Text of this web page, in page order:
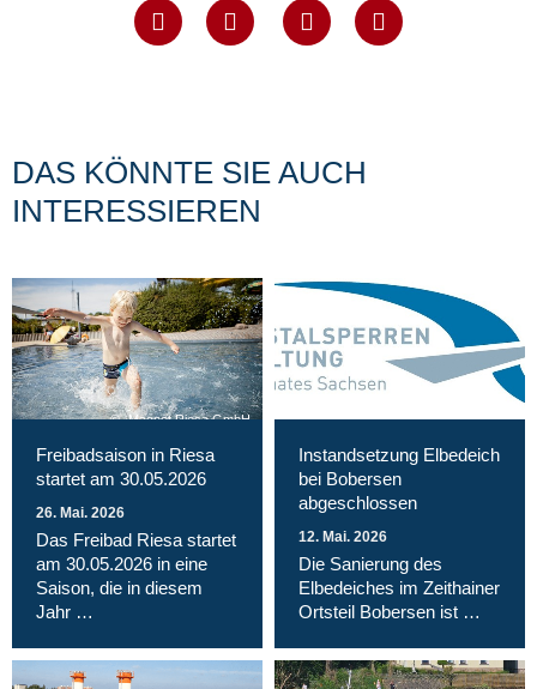
DAS KÖNNTE SIE AUCH
INTERESSIEREN
Magnet Riesa GmbH
Freibadsaison in Riesa
startet am 30.05.2026
26. Mai. 2026
Das Freibad Riesa startet
am 30.05.2026 in eine
Saison, die in diesem
Jahr …
Instandsetzung Elbedeich
bei Bobersen
abgeschlossen
12. Mai. 2026
Die Sanierung des
Elbedeiches im Zeithainer
Ortsteil Bobersen ist …